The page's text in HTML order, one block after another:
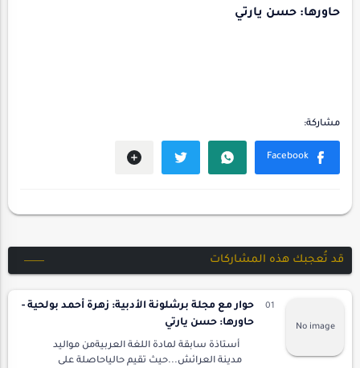
حاورها: حسن يارتي
قد تُعجبك هذه المشاركات
حوار مع مجلة برشلونة الأدبية: زهرة أحمد بولحية -
حاورها: حسن يارتي
أستاذة سابقة لمادة اللغة العربيةمن مواليد
مدينة العرائش...حيث تقيم حالياحاصلة على